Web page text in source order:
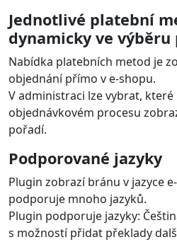
Jednotlivé platební
dynamicky ve výběru
Nabídka platebních metod je
objednání přímo v e-shopu.
V administraci lze vybrat,
objednávkovém procesu
pořadí.
Podporované jazyky
Plugin zobrazí bránu v jazyce
podporuje mnoho jazyků.
Plugin podporuje jazyky:
s možností přidat překlady